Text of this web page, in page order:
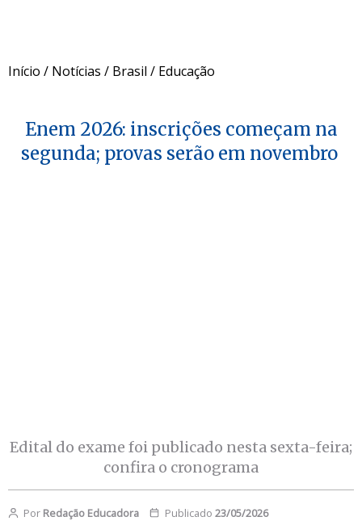
Início / Notícias / Brasil / Educação
Enem 2026: inscrições começam na
segunda; provas serão em novembro
Edital do exame foi publicado nesta sexta-feira;
confira o cronograma
Por Redação Educadora Publicado 23/05/2026